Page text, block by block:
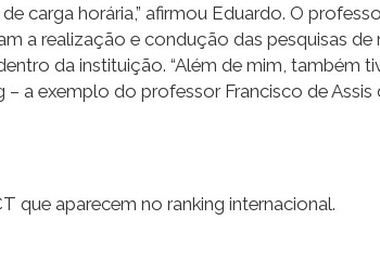
carga horária,” afirmou Eduardo. O
a realização e condução das pesquisas
da instituição. “Além de mim, também
a exemplo do professor Francisco de
que aparecem no ranking internacional.